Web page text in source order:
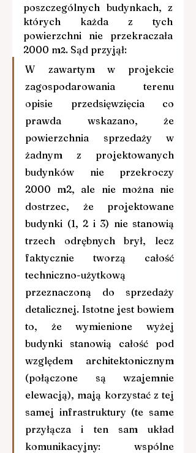
poszczególnych budynkach, z
których każda z tych
powierzchni nie przekraczała
2000 m2. Sąd przyjął:
W zawartym w projekcie
zagospodarowania terenu
opisie przedsięwzięcia co
prawda wskazano, że
powierzchnia sprzedaży w
żadnym z projektowanych
budynków nie przekroczy
2000 m2, ale nie można nie
dostrzec, że projektowane
budynki (1, 2 i 3) nie stanowią
trzech odrębnych brył, lecz
faktycznie tworzą całość
techniczno-użytkową
przeznaczoną do sprzedaży
detalicznej. Istotne jest bowiem
to, że wymienione wyżej
budynki stanowią całość pod
względem architektonicznym
(połączone są wzajemnie
elewacją), mają korzystać z tej
samej infrastruktury (te same
przyłącza i ten sam układ
komunikacyjny: wspólne